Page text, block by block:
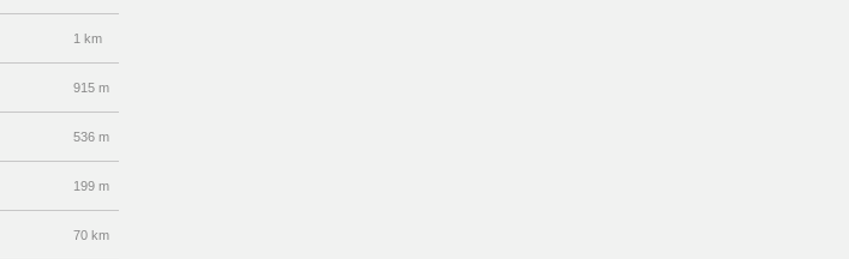
1 km
915 m
536 m
199 m
70 km